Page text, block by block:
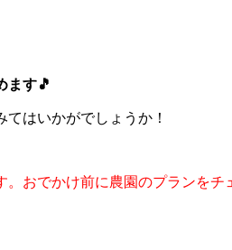
ます🎵
はいかがでしょうか！
おでかけ前に農園のプランをチ